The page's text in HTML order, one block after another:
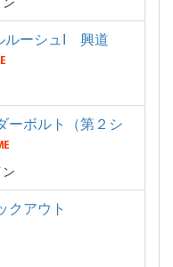
ルーシュI 興道
ーボルト（第２シ
クアウト